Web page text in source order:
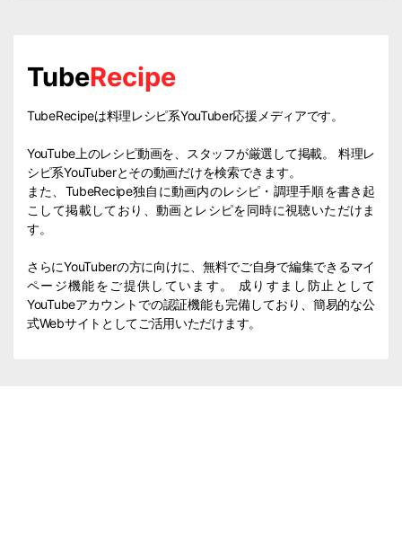
TubeRecipe
TubeRecipeは料理レシピ系YouTuber応援メディアです。
YouTube上のレシピ動画を、スタッフが厳選して掲載。 料理レ
シピ系YouTuberとその動画だけを検索できます。
また、TubeRecipe独自に動画内のレシピ・調理手順を書き起
こして掲載しており、動画とレシピを同時に視聴いただけま
す。
さらにYouTuberの方に向けに、無料でご自身で編集できるマイ
ページ機能をご提供しています。 成りすまし防止として
YouTubeアカウントでの認証機能も完備しており、簡易的な公
式Webサイトとしてご活用いただけます。